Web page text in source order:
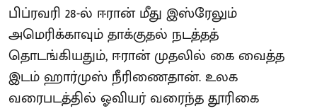
பிப்ரவரி 28-ல் ஈரான் மீது இஸ்ரேலும்
அமெரிக்காவும் தாக்குதல் நடத்தத்
தொடங்கியதும், ஈரான் முதலில் கை வைத்த
இடம் ஹார்முஸ் நீரிணைதான். உலக
வரைபடத்தில் ஓவியர் வரைந்த தூரிகை